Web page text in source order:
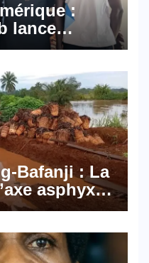
:
lance
et Pyramid
in
Bafanji : La
asphyxie